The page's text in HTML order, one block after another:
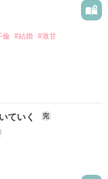
いて行こうとし
られた。
倫 #結婚 #激甘
ってた
ていく 完